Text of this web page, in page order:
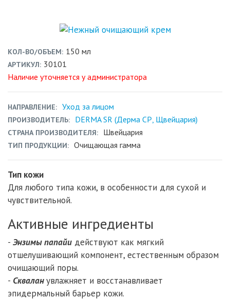
КОЛ-ВО/ОБЪЕМ 150 мл
АРТИКУЛ 30101
Наличие уточняется у администратора
НАПРАВЛЕНИЕ Уход за лицом
ПРОИЗВОДИТЕЛЬ DERMA SR (Дерма СР, Щвейцария)
СТРАНА ПРОИЗВОДИТЕЛЯ Швейцария
ТИП ПРОДУКЦИИ Очищающая гамма
Тип кожи
Для любого типа кожи, в особенности для сухой и
чувствительной.
Активные ингредиенты
- Энзимы папайи действуют как мягкий
отшелушивающий компонент, естественным образом
очищающий поры.
- Скваланувлажняет и восстанавливает
эпидермальный барьер кожи.